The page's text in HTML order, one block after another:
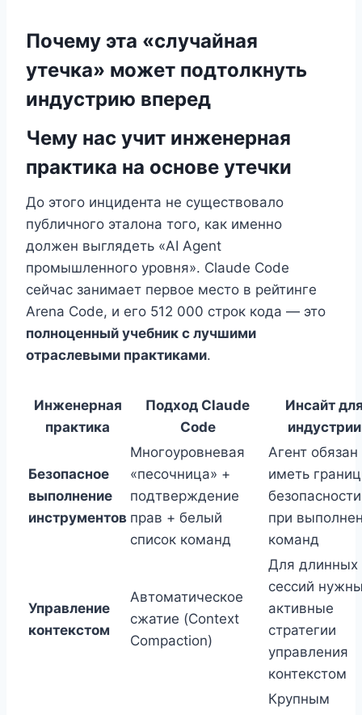
Почему эта «случайная
утечка» может подтолкнуть
индустрию вперед
Чему нас учит инженерная
практика на основе утечки
До этого инцидента не существовало
публичного эталона того, как именно
должен выглядеть «AI Agent
промышленного уровня». Claude Code
сейчас занимает первое место в рейтинге
Arena Code, и его 512 000 строк кода — это
полноценный учебник с лучшими
отраслевыми практиками.
Инженерная
практика
Подход Claude
Code
Инсайт
индустрии
Безопасное
выполнение
инструментов
Многоуровневая
«песочница» +
подтверждение
прав + белый
список команд
Агент обязан
иметь
безопасности
при
команд
Управление
контекстом
Автоматическое
сжатие (Context
Compaction)
Для длинных
сессий
активные
стратегии
управления
контекстом
Крупным